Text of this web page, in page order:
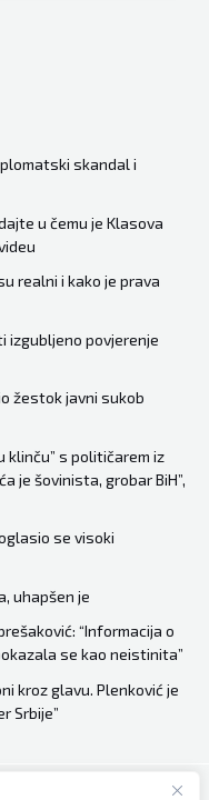
skandal i
u čemu je Klasova
realni i kako je prava
izgubljeno povjerenje
žestok javni sukob
klinču” s političarem iz
je šovinista, grobar BiH”,
se visoki
uhapšen je
“Informacija o
se kao neistinita”
kroz glavu. Plenković je
Srbije”